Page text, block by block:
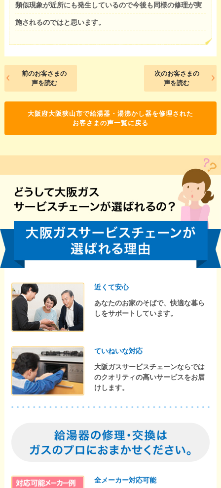
類似現象が近所にも発生しているので今後も同様の修理が実
施されるのではと思います。
前のお客さまの
声を読む
次のお客さまの
声を読む
大阪府大阪狭山市で給湯器・湯沸かし器を修理された
お客さまの声一覧に戻る
近くて安心
あなたのお家のそばで、快適な暮ら
しをサポートしています。
ていねいな対応
大阪ガスサービスチェーンならでは
のクオリティの高いサービスをお届
けします。
全メーカー対応可能